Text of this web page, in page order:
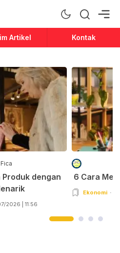
Artikel Kontak
dengan
2026 | 11:56
6 Cara
Ekonomi